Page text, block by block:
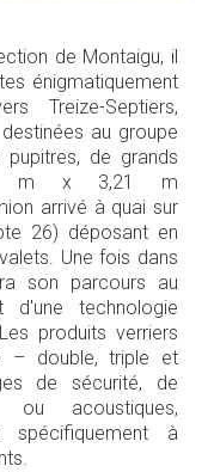
de Montaigu, il
énigmatiquement
Treize-Septiers,
au groupe
de grands
m x 3,21 m
arrivé à quai sur
26) déposant en
Une fois dans
son parcours au
d'une technologie
produits verriers
– double, triple et
de sécurité, de
ou acoustiques,
spécifiquement à